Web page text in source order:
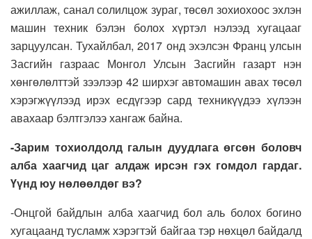
ажиллаж, санал солилцож зураг, төсөл зохиохоос эхлэн
машин техник бэлэн болох хүртэл нэлээд хугацааг
зарцуулсан. Тухайлбал, 2017 онд эхэлсэн Франц улсын
Засгийн газраас Монгол Улсын Засгийн газарт нэн
хөнгөлөлттэй зээлээр 42 ширхэг автомашин авах төсөл
хэрэгжүүлээд ирэх есдүгээр сард техникүүдээ хүлээн
авахаар бэлтгэлээ хангаж байна.
-Зарим тохиолдолд галын дуудлага өгсөн боловч
алба хаагчид цаг алдаж ирсэн гэх гомдол гардаг.
Үүнд юу нөлөөлдөг вэ?
-Онцгой байдлын алба хаагчид бол аль болох богино
хугацаанд тусламж хэрэгтэй байгаа тэр нөхцөл байдалд